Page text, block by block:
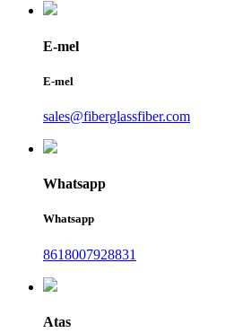
E-mel
E-mel
sales@fiberglassfiber.com
Whatsapp
Whatsapp
8618007928831
Atas